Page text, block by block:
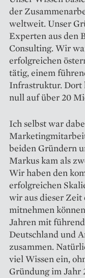
der
weltweit. Unser
Experten aus den
Consulting. Wir
erfolgreichen
tätig, einem
Infrastruktur. Dort
null auf über 20
Ich selbst war
beiden Gründern
Markus kam als
Wir haben den
erfolgreichen
wir aus dieser
mitnehmen
Jahren mit
Deutschland und
zusammen.
viel Wissen ein,
Gründung im Jahr